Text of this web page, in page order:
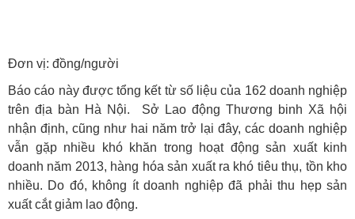
Đơn vị: đồng/người
Báo cáo này được tổng kết từ số liệu của 162 doanh nghiệp
trên địa bàn Hà Nội. Sở Lao động Thương binh Xã hội
nhận định, cũng như hai năm trở lại đây, các doanh nghiệp
vẫn gặp nhiều khó khăn trong hoạt động sản xuất kinh
doanh năm 2013, hàng hóa sản xuất ra khó tiêu thụ, tồn kho
nhiều. Do đó, không ít doanh nghiệp đã phải thu hẹp sản
xuất cắt giảm lao động.